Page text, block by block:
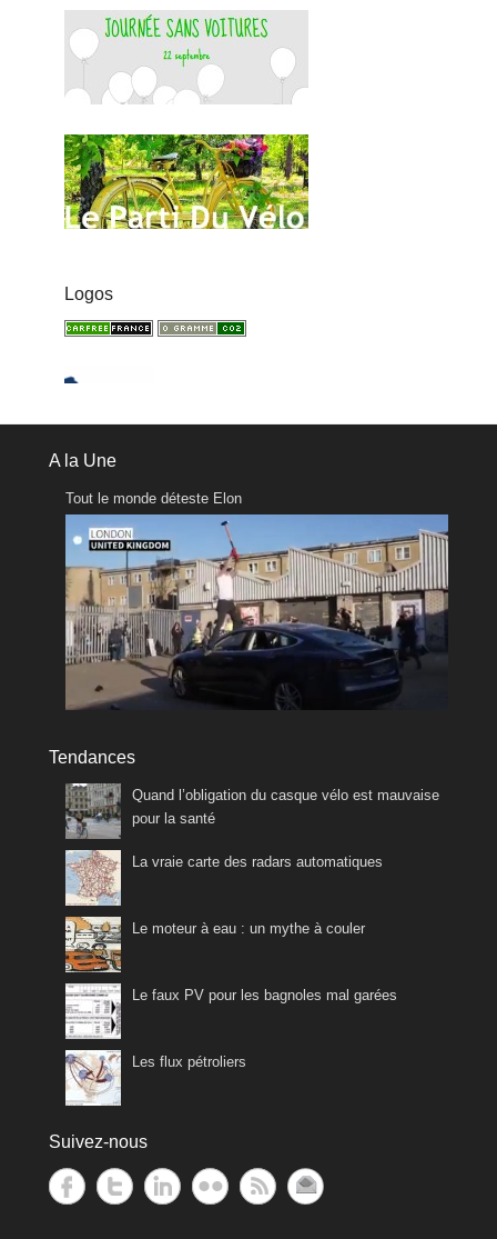
Logos
A la Une
Tout le monde déteste Elon
Tendances
Quand l’obligation du casque vélo est mauvaise
pour la santé
La vraie carte des radars automatiques
Le moteur à eau : un mythe à couler
Le faux PV pour les bagnoles mal garées
Les flux pétroliers
Suivez-nous